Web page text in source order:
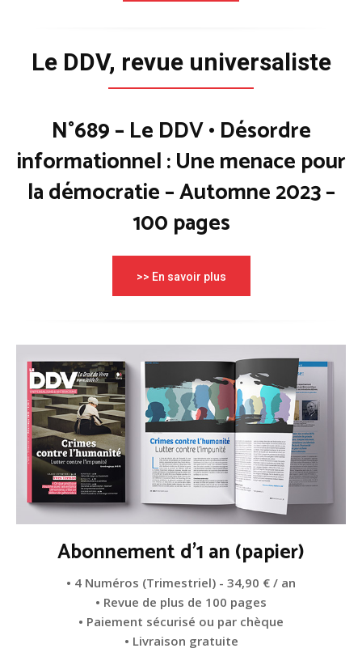
Le DDV, revue universaliste
N°689 – Le DDV • Désordre
informationnel : Une menace pour
la démocratie – Automne 2023 –
100 pages
>> En savoir plus
Abonnement d'1 an (papier)
• 4 Numéros (Trimestriel) - 34,90 € / an
• Revue de plus de 100 pages
• Paiement sécurisé ou par chèque
• Livraison gratuite